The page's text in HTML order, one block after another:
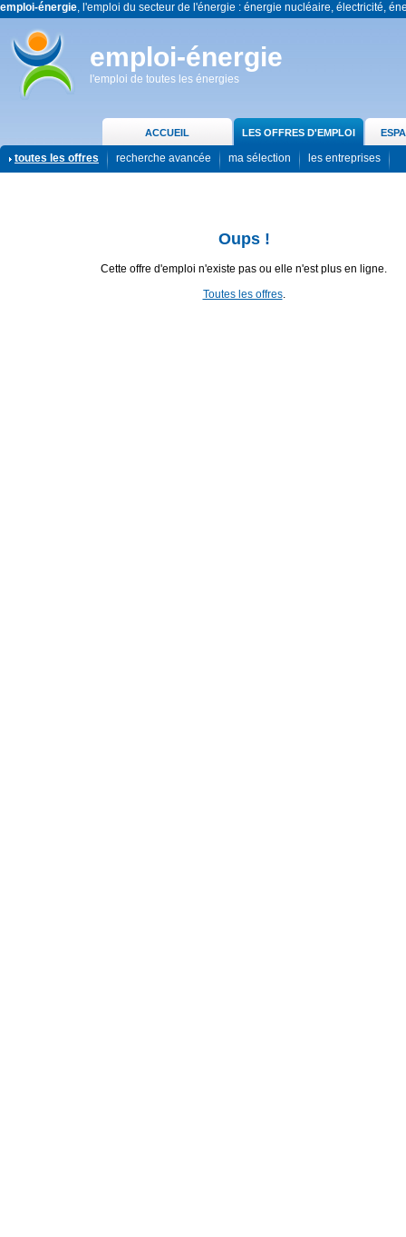
emploi-énergie, l'emploi du secteur de l'énergie : énergie nucléaire, électricité,
emploi-énergie
l'emploi de toutes les énergies
ACCUEIL LES OFFRES D'EMPLOI
toutes les offres recherche avancée ma sélection les entreprises
Oups !
Cette offre d'emploi n'existe pas ou elle n'est plus en ligne.
Toutes les offres.